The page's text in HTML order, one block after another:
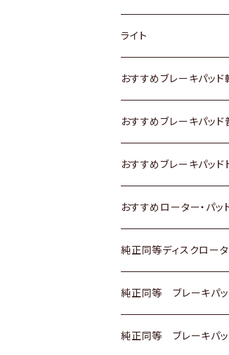
ホンダ
スズキ
日産
いすゞ
ダイハツ
マツダ
三菱
スバル
トヨタ
ホンダ
スズキ
日産
いすゞ
ダイハツ
マツダ
三菱
ライト
トヨタ
スズキ
日産
いすゞ
ダイハツ
三菱
日野
おすすめブレーキパッ
トヨタ
ホンダ
スズキ
日産
ダイハツ
マツダ
おすすめブレーキパッド
トヨタ
ホンダ
スズキ
日産
いすゞ
おすすめブレーキパッド
トヨタ
日産
いすゞ
ダイハツ
おすすめローター・パッ
トヨタ
ホンダ
スズキ
純正同等ディスクロー
トヨタ
ホンダ
純正同等 ブレーキパッ
トヨタ
純正同等 ブレーキパッ